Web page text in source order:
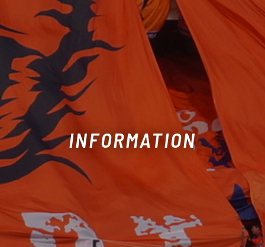
INFORMATION